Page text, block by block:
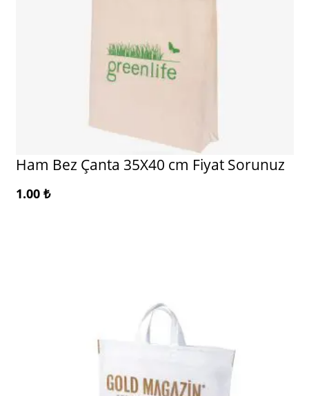
Ham Bez Çanta 35X40 cm Fiyat Sorunuz
1.00 ₺